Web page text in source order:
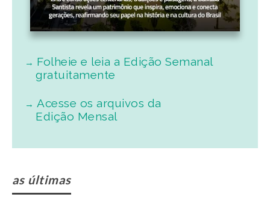
Folheie e leia a Edição Semanal
gratuitamente
Acesse os arquivos da
Edição Mensal
as últimas